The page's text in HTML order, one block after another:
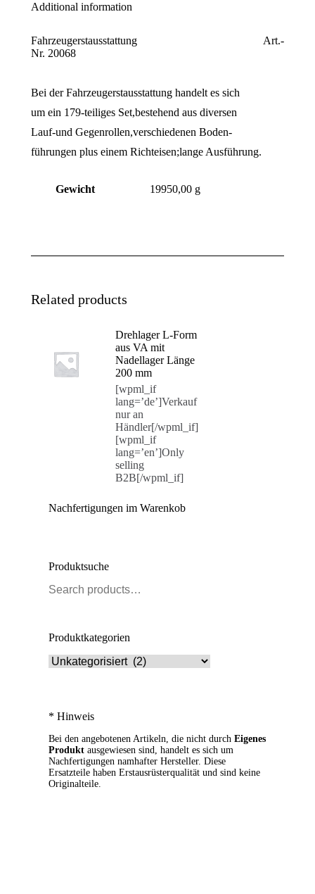
Additional information
Fahrzeugerstausstattung Art.-
Nr. 20068
Bei der Fahrzeugerstausstattung handelt es sich
um ein 179-teiliges Set,bestehend aus diversen
Lauf-und Gegenrollen,verschiedenen Boden-
führungen plus einem Richteisen;lange Ausführung.
Gewicht 19950,00 g
Related products
Drehlager L-Form
aus VA mit
Nadellager Länge
200 mm
[wpml_if
lang=’de’]Verkauf
nur an
Händler[/wpml_if]
[wpml_if
lang=’en’]Only
selling
B2B[/wpml_if]
Nachfertigungen im Warenkob
Produktsuche
Produktkategorien
* Hinweis
Bei den angebotenen Artikeln, die nicht durch Eigenes
Produkt ausgewiesen sind, handelt es sich um
Nachfertigungen namhafter Hersteller. Diese
Ersatzteile haben Erstausrüsterqualität und sind keine
Originalteile.